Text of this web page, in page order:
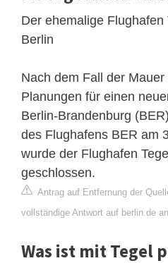
Der ehemalige
Berlin
Nach dem Fall der
Planungen für einen
Berlin-Brandenburg
des Flughafens BER am
wurde der Flughafen
geschlossen.
Antrag auf Entfernung der
vollständige Antwort auf berlin.de an
Was ist mit Tegel